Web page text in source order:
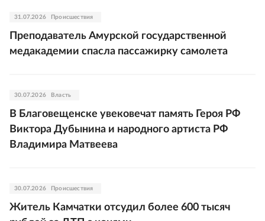
31.07.2026 Происшествия
Преподаватель Амурской государственной
медакадемии спасла пассажирку самолета
30.07.2026 Власть
В Благовещенске увековечат память Героя РФ
Виктора Дубынина и народного артиста РФ
Владимира Матвеева
30.07.2026 Происшествия
Житель Камчатки отсудил более 600 тысяч